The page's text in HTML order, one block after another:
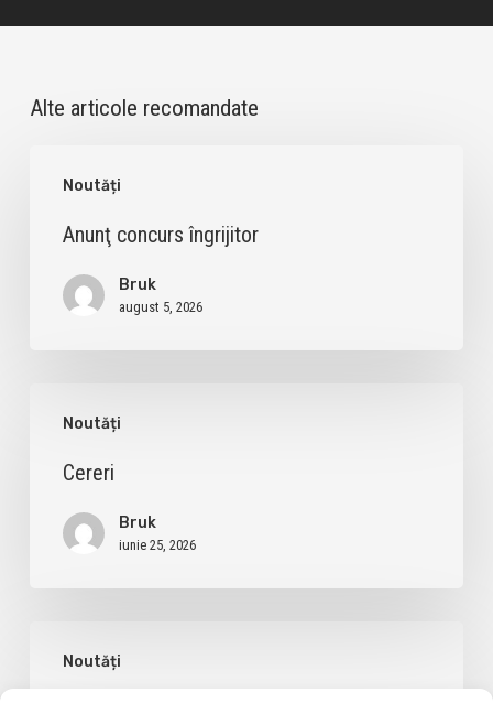
Alte articole recomandate
Noutăți
concurs
îngrijitorAnunţ concurs îngrijitor
Bruk
august 5, 2026
Noutăți
Cereri
Bruk
iunie 25, 2026
Noutăți